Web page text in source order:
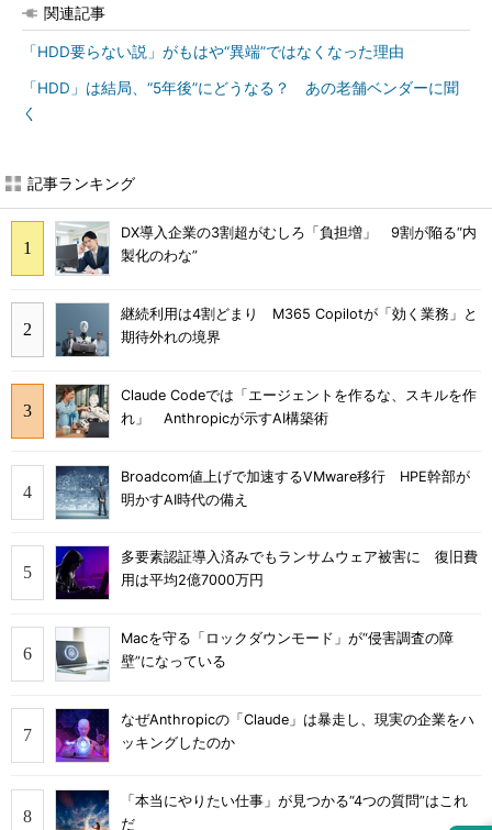
関連記事
「HDD要らない説」がもはや“異端”ではなくなった理由
「HDD」は結局、“5年後”にどうなる？ あの老舗ベンダーに聞
く
記事ランキング
DX導入企業の3割超がむしろ「負担増」 9割が陥る“内
製化のわな”
継続利用は4割どまり M365 Copilotが「効く業務」と
期待外れの境界
Claude Codeでは「エージェントを作るな、スキルを作
れ」 Anthropicが示すAI構築術
Broadcom値上げで加速するVMware移行 HPE幹部が
明かすAI時代の備え
多要素認証導入済みでもランサムウェア被害に 復旧費
用は平均2億7000万円
Macを守る「ロックダウンモード」が“侵害調査の障
壁”になっている
なぜAnthropicの「Claude」は暴走し、現実の企業をハ
ッキングしたのか
「本当にやりたい仕事」が見つかる“4つの質問”はこれ
だ